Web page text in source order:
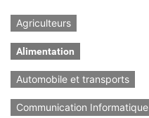
Agriculteurs
Alimentation
Automobile et transports
Communication Informatique